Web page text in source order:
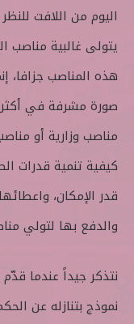
اليوم من اللافت
يتولى غالبية مناصب
هذه المناصب جزافا،
صورة مشرفة في أكثر
مناصب وزارية أو
كيفية تنمية قدرات
قدر الإمكان،
والدفع بها لتولي
نتذكر جيداً عندما قدّم
نموذج بتنازله عن